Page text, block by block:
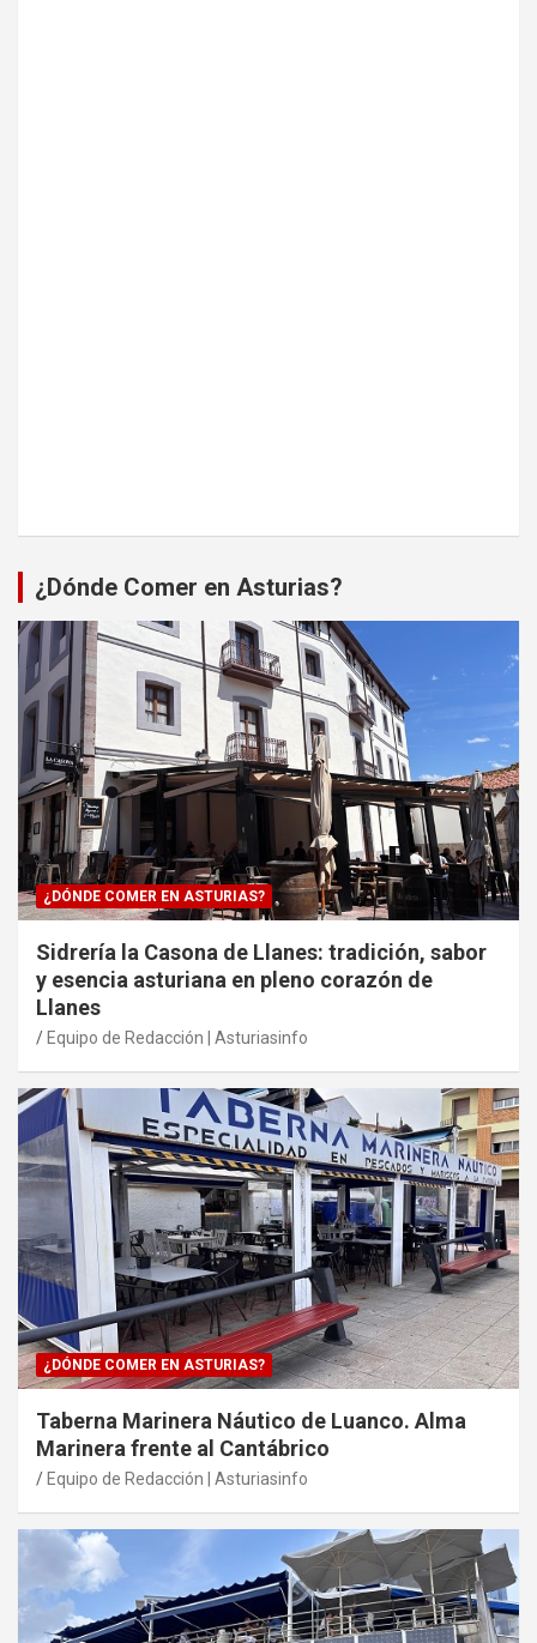
¿Dónde Comer en Asturias?
¿DÓNDE COMER EN ASTURIAS?
Sidrería la Casona de Llanes: tradición, sabor
y esencia asturiana en pleno corazón de
Llanes
Equipo de Redacción | Asturiasinfo
¿DÓNDE COMER EN ASTURIAS?
Taberna Marinera Náutico de Luanco. Alma
Marinera frente al Cantábrico
Equipo de Redacción | Asturiasinfo